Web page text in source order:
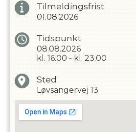
Tilmeldingsfrist
01.08.2026
Tidspunkt
08.08.2026
kl. 16.00 - kl. 23.00
Sted
Løvsangervej 13